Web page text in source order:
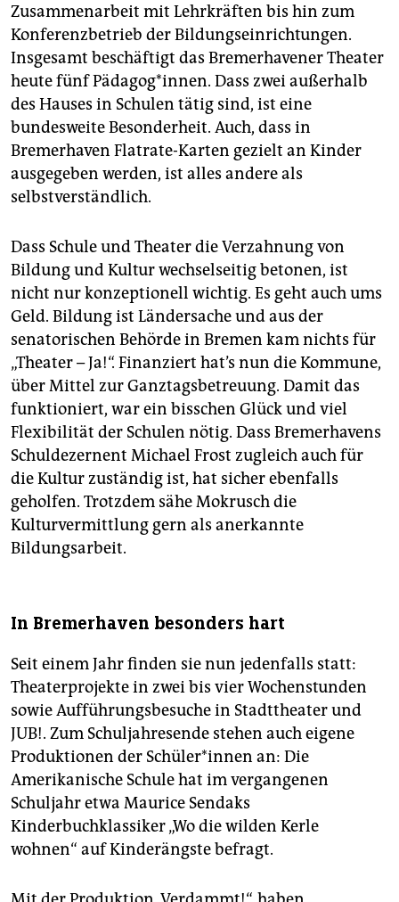
Zusammenarbeit mit Lehrkräften bis hin zum
Konferenzbetrieb der Bildungseinrichtungen.
Insgesamt beschäftigt das Bremerhavener Theater
heute fünf Pädagog*innen. Dass zwei außerhalb
des Hauses in Schulen tätig sind, ist eine
bundesweite Besonderheit. Auch, dass in
Bremerhaven Flatrate-Karten gezielt an Kinder
ausgegeben werden, ist alles andere als
selbstverständlich.
Dass Schule und Theater die Verzahnung von
Bildung und Kultur wechselseitig betonen, ist
nicht nur konzeptionell wichtig. Es geht auch ums
Geld. Bildung ist Ländersache und aus der
senatorischen Behörde in Bremen kam nichts für
„Theater – Ja!“. Finanziert hat’s nun die Kommune,
über Mittel zur Ganztagsbetreuung. Damit das
funktioniert, war ein bisschen Glück und viel
Flexibilität der Schulen nötig. Dass Bremerhavens
Schuldezernent Michael Frost zugleich auch für
die Kultur zuständig ist, hat sicher ebenfalls
geholfen. Trotzdem sähe Mokrusch die
Kulturvermittlung gern als anerkannte
Bildungsarbeit.
In Bremerhaven besonders hart
Seit einem Jahr finden sie nun jedenfalls statt:
Theaterprojekte in zwei bis vier Wochenstunden
sowie Aufführungsbesuche in Stadttheater und
JUB!. Zum Schuljahresende stehen auch eigene
Produktionen der Schüler*innen an: Die
Amerikanische Schule hat im vergangenen
Schuljahr etwa Maurice Sendaks
Kinderbuchklassiker „Wo die wilden Kerle
wohnen“ auf Kinderängste befragt.